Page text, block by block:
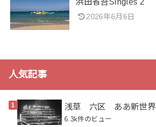
2026年6月6日
人気記事
浅草 六区 ああ新世界
6.3k件のビュー